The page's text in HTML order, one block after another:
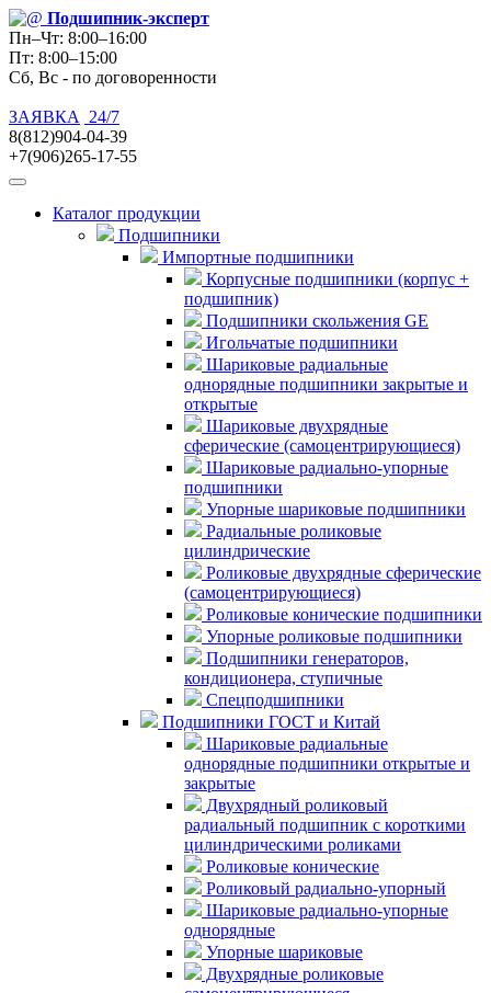
Подшипник-эксперт
Пн–Чт: 8:00–16:00
Пт: 8:00–15:00
Сб, Вс - по договоренности
ЗАЯВКА
24/7
8(812)904-04-39
+7(906)265-17-55
Каталог продукции
Подшипники
Импортные подшипники
Корпусные подшипники (корпус +
подшипник)
Подшипники скольжения GE
Игольчатые подшипники
Шариковые радиальные
однорядные подшипники закрытые и
открытые
Шариковые двухрядные
сферические (самоцентрирующиеся)
Шариковые радиально-упорные
подшипники
Упорные шариковые подшипники
Радиальные роликовые
цилиндрические
Роликовые двухрядные сферические
(самоцентрирующиеся)
Роликовые конические подшипники
Упорные роликовые подшипники
Подшипники генераторов,
кондиционера, ступичные
Спецподшипники
Подшипники ГОСТ и Китай
Шариковые радиальные
однорядные подшипники открытые и
закрытые
Двухрядный роликовый
радиальный подшипник с короткими
цилиндрическими роликами
Роликовые конические
Роликовый радиально-упорный
Шариковые радиально-упорные
однорядные
Упорные шариковые
Двухрядные роликовые